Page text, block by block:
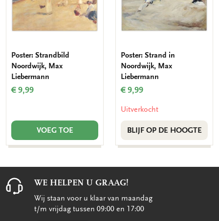
Poster: Strandbild
Noordwijk, Max
Liebermann
€ 9,99
VOEG TOE
Poster: Strand in
Noordwijk, Max
Liebermann
€ 9,99
Uitverkocht
BLIJF OP DE HOOGTE
WE HELPEN U GRAAG!
Wij staan voor u klaar van maandag
t/m vrijdag tussen 09:00 en 17:00